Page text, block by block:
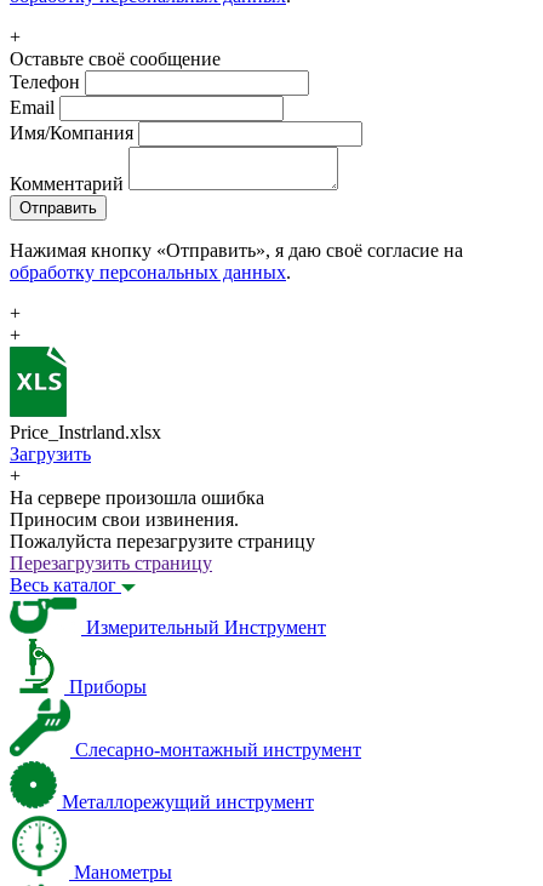
+
Оставьте своё сообщение
Телефон
Email
Имя/Компания
Комментарий
Отправить
Нажимая кнопку «Отправить», я даю своё согласие на
обработку персональных данных.
+
+
Price_Instrland.xlsx
Загрузить
+
На сервере произошла ошибка
Приносим свои извинения.
Пожалуйста перезагрузите страницу
Перезагрузить страницу
Весь каталог
Измерительный Инструмент
Приборы
Слесарно-монтажный инструмент
Металлорежущий инструмент
Манометры